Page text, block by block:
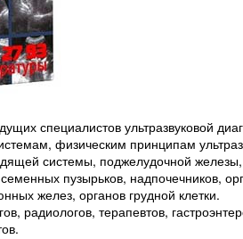
специалистов ультразвуковой
физическим принципам
системы, поджелудочной
пузырьков, надпочечников,
желез, органов грудной клетки.
радиологов, терапевтов,